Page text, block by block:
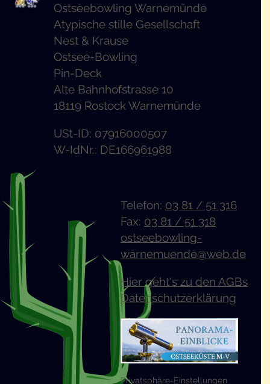
Ostseebowling Warnemünde
Atypische stille Gesellschaft
Nest & Krause
Ostsee-Bowling
Pin-Deck
Alte Bahnhofstrasse 10
18119 Rostock Warnemünde
USt-ID: 07916000507
W-IdNr.: DE166961988
Telefon: 03 81 / 51 316
Fax: 03 81 / 51 318
ostseebowling-
warnemuende@web.de
Hier geht's zu den AGBs
Datenschutzerklärung
Pri­vat­sphä­re-Ein­stel­lun­gen